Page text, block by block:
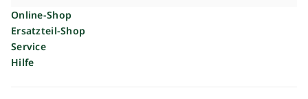
Online-Shop
Ersatzteil-Shop
Service
Hilfe